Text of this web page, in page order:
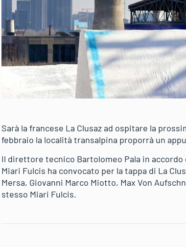
Sarà la francese La Clusaz ad ospitare la
febbraio la località transalpina proporrà un
Il direttore tecnico Bartolomeo Pala in
Miari Fulcis ha convocato per la tappa di La
Mersa, Giovanni Marco Miotto, Max Von
stesso Miari Fulcis.